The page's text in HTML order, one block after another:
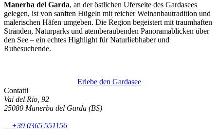
Manerba del Garda, an der östlichen Uferseite des Gardasees
gelegen, ist von sanften Hügeln mit reicher Weinanbautradition und
malerischen Häfen umgeben. Die Region begeistert mit traumhaften
Stränden, Naturparks und atemberaubenden Panoramablicken über
den See – ein echtes Highlight für Naturliebhaber und
Ruhesuchende.
Erlebe den Gardasee
Contatti
Vai del Rio, 92
25080 Manerba del Garda (BS)
+39 0365 551156